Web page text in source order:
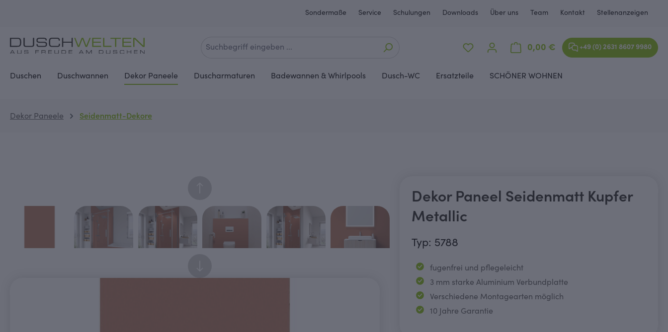
Sondermaße Service Schulungen Downloads Über uns Team Kontakt Stellenanzeigen
0,00 €Warenkorb enthält 0
+49 (0) 2631 8607 9980
Duschen Duschwannen Dekor Paneele Duscharmaturen Badewannen & Whirlpools Dusch-WC Ersatzteile SCHÖNER WOHNEN
Dekor Paneele Seidenmatt-Dekore
Dekor Paneel Seidenmatt Kupfer
Metallic
Typ: 5788
fugenfrei und pflegeleicht
3 mm starke Aluminium Verbundplatte
Verschiedene Montagearten möglich
10 Jahre Garantie